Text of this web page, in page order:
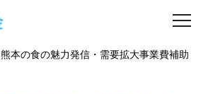
熊本の食の魅力発信・需要拡大事業費補助